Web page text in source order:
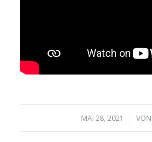
MAI 28, 2021
/ VON